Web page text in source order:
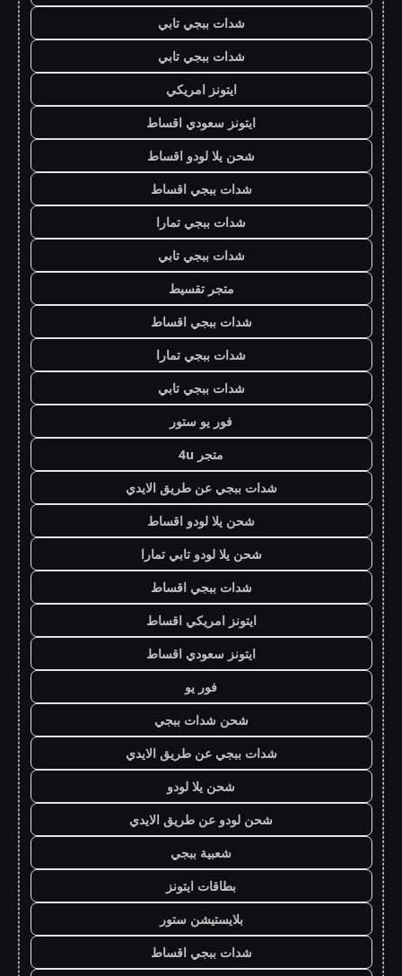
شدات ببجي تابي
شدات ببجي تابي
ايتونز امريكي
ايتونز سعودي اقساط
شحن يلا لودو اقساط
شدات ببجي اقساط
شدات ببجي تمارا
شدات ببجي تابي
متجر تقسيط
شدات ببجي اقساط
شدات ببجي تمارا
شدات ببجي تابي
فور يو ستور
متجر 4u
شدات ببجي عن طريق الايدي
شحن يلا لودو اقساط
شحن يلا لودو تابي تمارا
شدات ببجي اقساط
ايتونز امريكي اقساط
ايتونز سعودي اقساط
فور يو
شحن شدات ببجي
شدات ببجي عن طريق الايدي
شحن يلا لودو
شحن لودو عن طريق الايدي
شعبية ببجي
بطاقات ايتونز
بلايستيشن ستور
شدات ببجي اقساط